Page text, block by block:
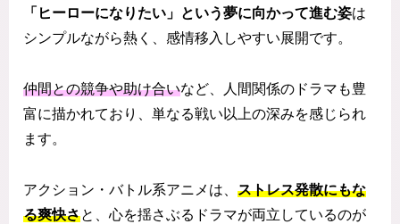
「ヒーローになりたい」という夢に向かって進む姿は
シンプルながら熱く、感情移入しやすい展開です。
仲間との競争や助け合いなど、人間関係のドラマも豊
富に描かれており、単なる戦い以上の深みを感じられ
ます。
アクション・バトル系アニメは、 ストレス発散にもな
る爽快さと、心を揺さぶるドラマが両立しているのが